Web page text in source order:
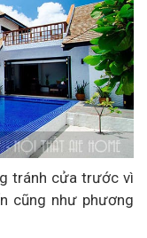
tránh cửa trước vì
cũng như phương